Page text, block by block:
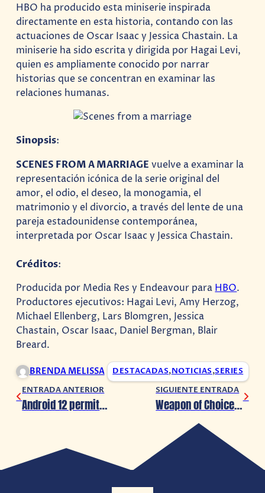
HBO ha producido esta miniserie inspirada
directamente en esta historia, contando con las
actuaciones de Oscar Isaac y Jessica Chastain. La
miniserie ha sido escrita y dirigida por Hagai Levi,
quien es ampliamente conocido por narrar
historias que se concentran en examinar las
relaciones humanas.
Sinopsis:
SCENES FROM A MARRIAGE vuelve a examinar la
representación icónica de la serie original del
amor, el odio, el deseo, la monogamia, el
matrimonio y el divorcio, a través del lente de una
pareja estadounidense contemporánea,
interpretada por Oscar Isaac y Jessica Chastain.
Créditos:
Producida por Media Res y Endeavour para HBO.
Productores ejecutivos: Hagai Levi, Amy Herzog,
Michael Ellenberg, Lars Blomgren, Jessica
Chastain, Oscar Isaac, Daniel Bergman, Blair
Breard.
BRENDA MELISSA DESTACADAS,NOTICIAS,SERIES
ENTRADA ANTERIOR
Android 12 permitirá jugar videojuegos mientras se descargan
SIGUIENTE ENTRADA
Weapon of Choice DX llega a todas las consolas